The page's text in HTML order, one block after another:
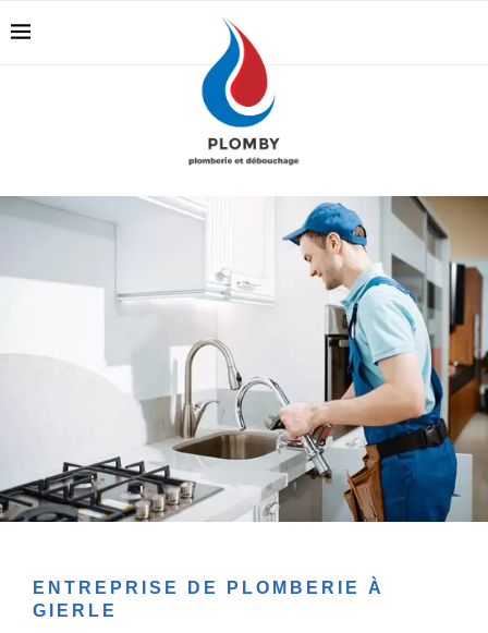
ENTREPRISE DE PLOMBERIE À
GIERLE